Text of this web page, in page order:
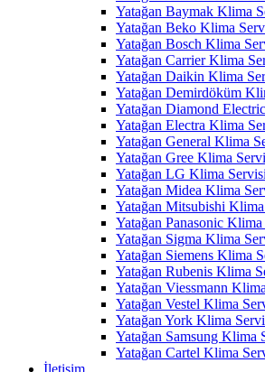
Yatağan Baymak Klima
Yatağan Beko Klima
Yatağan Bosch Klima
Yatağan Carrier Klima
Yatağan Daikin Klima
Yatağan Demirdöküm
Yatağan Diamond
Yatağan Electra Klima
Yatağan General Klima
Yatağan Gree Klima
Yatağan LG Klima Servisi
Yatağan Midea Klima
Yatağan Mitsubishi
Yatağan Panasonic
Yatağan Sigma Klima
Yatağan Siemens Klima
Yatağan Rubenis Klima
Yatağan Viessmann
Yatağan Vestel Klima
Yatağan York Klima
Yatağan Samsung Klima
Yatağan Cartel Klima
İletişim